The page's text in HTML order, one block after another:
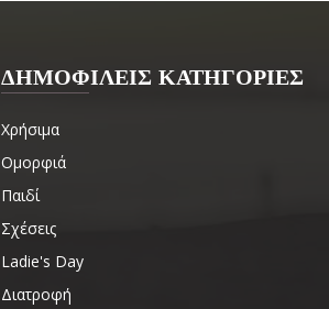
ΔΗΜΟΦΙΛΕΙΣ ΚΑΤΗΓΟΡΙΕΣ
Χρήσιμα
Ομορφιά
Παιδί
Σχέσεις
Ladie's Day
Διατροφή